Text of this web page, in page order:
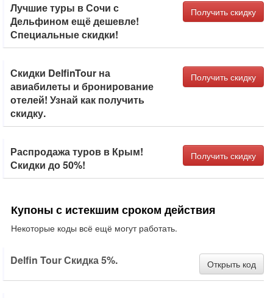
Лучшие туры в Сочи с
Дельфином ещё дешевле!
Специальные скидки!
Получить скидку
Скидки DelfinTour на
авиабилеты и бронирование
отелей! Узнай как получить
скидку.
Получить скидку
Распродажа туров в Крым!
Скидки до 50%!
Получить скидку
Купоны с истекшим сроком действия
Некоторые коды всё ещё могут работать.
Delfin Tour Скидка 5%. Открыть код